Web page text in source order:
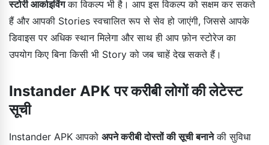
स्टोरी आर्काइविंगका विकल्प भी है। आप इस विकल्प को सक्षम कर सकते
हैं और आपकी Stories स्वचालित रूप से सेव हो जाएंगी, जिससे आपके
डिवाइस पर अधिक स्थान मिलेगा और साथ ही आप फ़ोन स्टोरेज का
उपयोग किए बिना किसी भी Story को जब चाहें देख सकते हैं।
Instander APK पर करीबी लोगों की लेटेस्ट
सूची
Instander APK आपको अपने करीबी दोस्तों की सूची बनानेकी सुविधा